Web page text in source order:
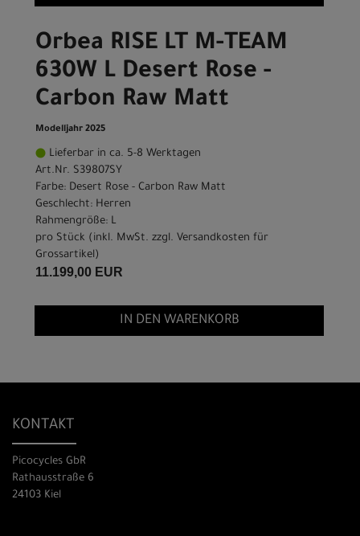
Orbea RISE LT M-TEAM
630W L Desert Rose -
Carbon Raw Matt
Modelljahr 2025
Lieferbar in ca. 5-8 Werktagen
Art.Nr. S39807SY
Farbe: Desert Rose - Carbon Raw Matt
Geschlecht: Herren
Rahmengröße: L
pro Stück (inkl. MwSt. zzgl. Versandkosten für
Grossartikel )
11.199,00 EUR
IN DEN WARENKORB
KONTAKT
Picocycles GbR
Rathausstraße 6
24103 Kiel